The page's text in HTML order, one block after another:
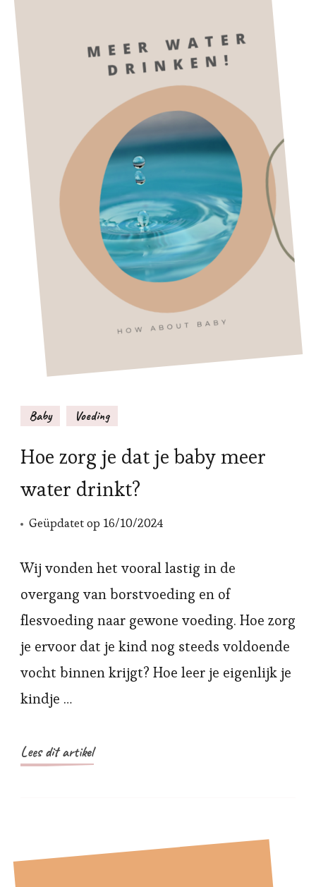
Baby Voeding
Hoe zorg je dat je baby meer
water drinkt?
Geüpdatet op 16/10/2024
Wij vonden het vooral lastig in de
overgang van borstvoeding en of
flesvoeding naar gewone voeding. Hoe zorg
je ervoor dat je kind nog steeds voldoende
vocht binnen krijgt? Hoe leer je eigenlijk je
kindje …
Lees dit artikel